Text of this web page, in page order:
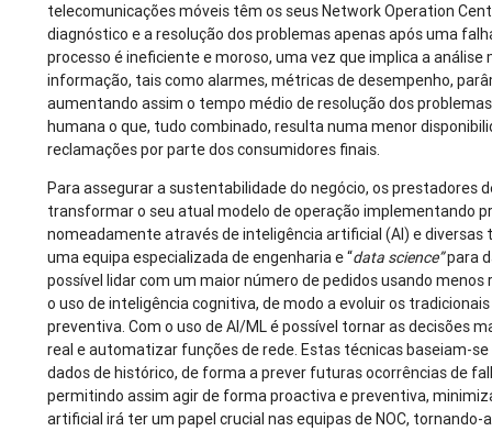
telecomunicações móveis têm os seus Network Operation
diagnóstico e a resolução dos problemas apenas após uma
processo é ineficiente e moroso, uma vez que implica a
informação, tais como alarmes, métricas de desempenho,
aumentando assim o tempo médio de resolução dos
humana o que, tudo combinado, resulta numa menor
reclamações por parte dos consumidores finais.
Para assegurar a sustentabilidade do negócio, os prestadores
transformar o seu atual modelo de operação implementando
nomeadamente através de inteligência artificial (AI) e diversas
uma equipa especializada de engenharia e “data science”para
possível lidar com um maior número de pedidos usando
o uso de inteligência cognitiva, de modo a evoluir os
preventiva. Com o uso de AI/ML é possível tornar as decisões
real e automatizar funções de rede. Estas técnicas baseiam-
dados de histórico, de forma a prever futuras ocorrências de
permitindo assim agir de forma proactiva e preventiva,
artificial irá ter um papel crucial nas equipas de NOC,